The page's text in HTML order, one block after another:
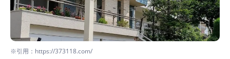
※引用：https://373118.com/